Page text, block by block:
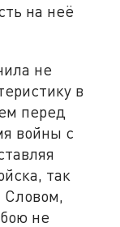
на неё
не
в
перед
войны с
так
не